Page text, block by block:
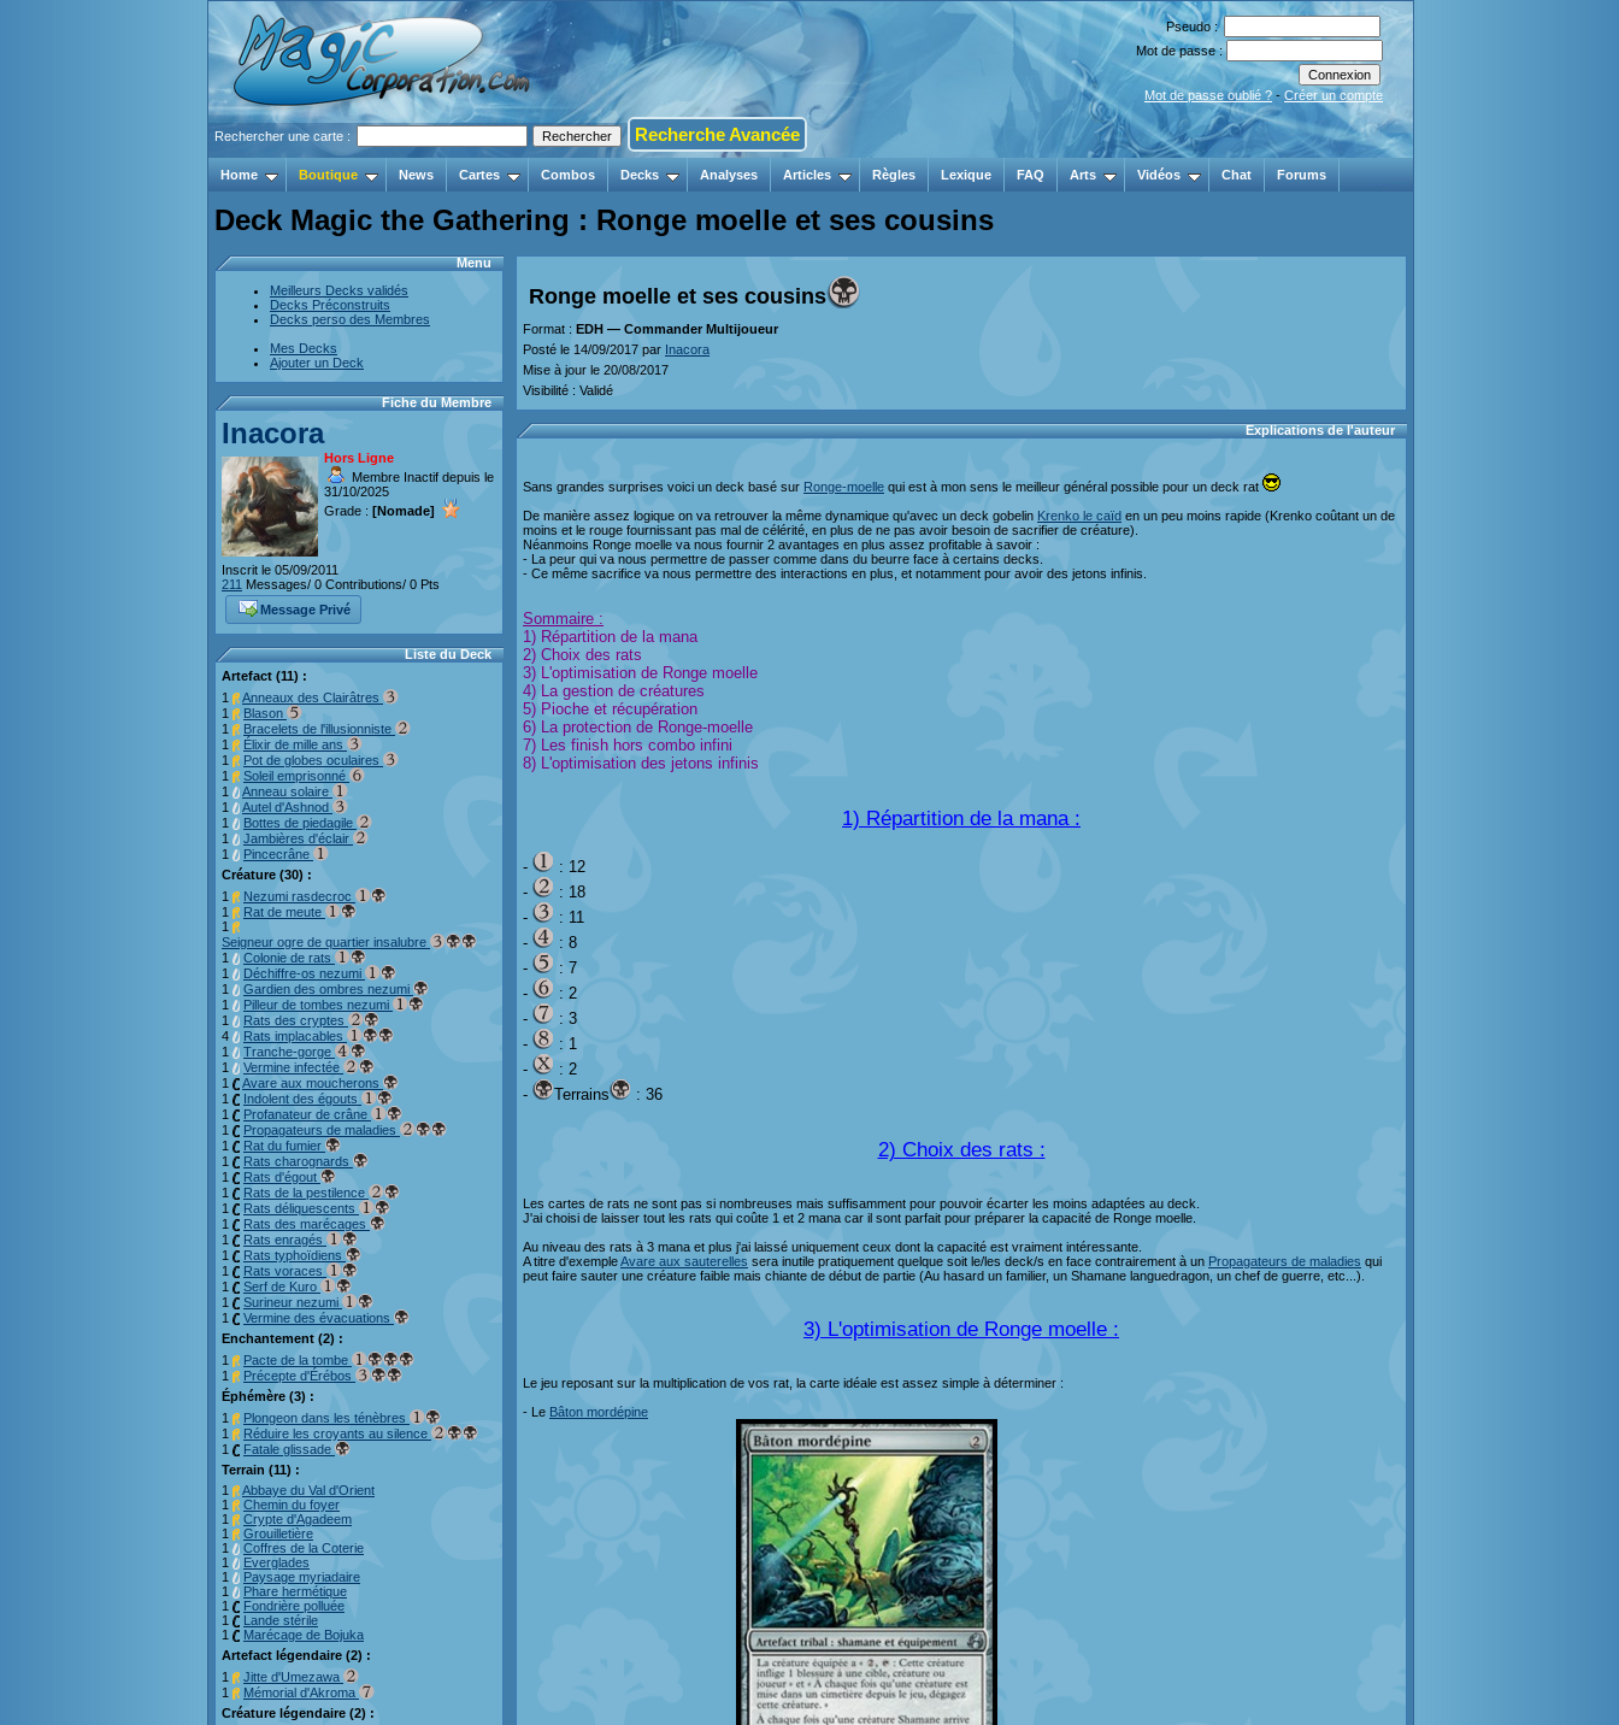
Pseudo :
Mot de passe :
Mot de passe oublié ? - Créer un compte
Rechercher une carte : Recherche Avancée
Home Boutique News Cartes Combos Decks Analyses Articles Règles Lexique FAQ Arts Vidéos Chat Forums
Deck Magic the Gathering : Ronge moelle et ses cousins
Menu
Meilleurs Decks validés
Decks Préconstruits
Decks perso des Membres
Mes Decks
Ajouter un Deck
Fiche du Membre
Inacora
Hors Ligne
Membre Inactif depuis le
31/10/2025
Grade : [Nomade]
Inscrit le 05/09/2011
211 Messages/ 0 Contributions/ 0 Pts
Message Privé
Liste du Deck
Artefact (11) :
1
Anneaux des Clairâtres
1
Blason
1
Bracelets de l'illusionniste
1
Élixir de mille ans
1
Pot de globes oculaires
1
Soleil emprisonné
1
Anneau solaire
1
Autel d'Ashnod
1
Bottes de piedagile
1
Jambières d'éclair
1
Pincecrâne
Créature (30) :
1
Nezumi rasdecroc
1
Rat de meute
1
Seigneur ogre de quartier insalubre
1
Colonie de rats
1
Déchiffre-os nezumi
1
Gardien des ombres nezumi
1
Pilleur de tombes nezumi
1
Rats des cryptes
4
Rats implacables
1
Tranche-gorge
1
Vermine infectée
1
Avare aux moucherons
1
Indolent des égouts
1
Profanateur de crâne
1
Propagateurs de maladies
1
Rat du fumier
1
Rats charognards
1
Rats d'égout
1
Rats de la pestilence
1
Rats déliquescents
1
Rats des marécages
1
Rats enragés
1
Rats typhoïdiens
1
Rats voraces
1
Serf de Kuro
1
Surineur nezumi
1
Vermine des évacuations
Enchantement (2) :
1
Pacte de la tombe
1
Précepte d'Érébos
Éphémère (3) :
1
Plongeon dans les ténèbres
1
Réduire les croyants au silence
1
Fatale glissade
Terrain (11) :
1
Abbaye du Val d'Orient
1
Chemin du foyer
1
Crypte d'Agadeem
1
Grouilletière
1
Coffres de la Coterie
1
Everglades
1
Paysage myriadaire
1
Phare hermétique
1
Fondrière polluée
1
Lande stérile
1
Marécage de Bojuka
Artefact légendaire (2) :
1
Jitte d'Umezawa
1
Mémorial d'Akroma
Créature légendaire (2) :
Ronge moelle et ses cousins
Format : EDH — Commander Multijoueur
Posté le 14/09/2017 par Inacora
Mise à jour le 20/08/2017
Visibilité : Validé
Explications de l'auteur
Sans grandes surprises voici un deck basé sur Ronge-moelle qui est à mon sens le meilleur général possible pour un deck rat
De manière assez logique on va retrouver la même dynamique qu'avec un deck gobelin Krenko le caïd en un peu moins rapide (Krenko coûtant un de
moins et le rouge fournissant pas mal de célérité, en plus de ne pas avoir besoin de sacrifier de créature).
Néanmoins Ronge moelle va nous fournir 2 avantages en plus assez profitable à savoir :
- La peur qui va nous permettre de passer comme dans du beurre face à certains decks.
- Ce même sacrifice va nous permettre des interactions en plus, et notamment pour avoir des jetons infinis.
Sommaire :
1) Répartition de la mana
2) Choix des rats
3) L'optimisation de Ronge moelle
4) La gestion de créatures
5) Pioche et récupération
6) La protection de Ronge-moelle
7) Les finish hors combo infini
8) L'optimisation des jetons infinis
1) Répartition de la mana :
-
: 12
-
: 18
-
: 11
-
: 8
-
: 7
-
: 2
-
: 3
-
: 1
-
: 2
-
Terrains : 36
2) Choix des rats :
Les cartes de rats ne sont pas si nombreuses mais suffisamment pour pouvoir écarter les moins adaptées au deck.
J'ai choisi de laisser tout les rats qui coûte 1 et 2 mana car il sont parfait pour préparer la capacité de Ronge moelle.
Au niveau des rats à 3 mana et plus j'ai laissé uniquement ceux dont la capacité est vraiment intéressante.
A titre d'exempleAvare aux sauterelles sera inutile pratiquement quelque soit le/les deck/s en face contrairement à un Propagateurs de maladies qui
peut faire sauter une créature faible mais chiante de début de partie (Au hasard un familier, un Shamane languedragon, un chef de guerre, etc...).
3) L'optimisation de Ronge moelle :
Le jeu reposant sur la multiplication de vos rat, la carte idéale est assez simple à déterminer :
- Le Bâton mordépine